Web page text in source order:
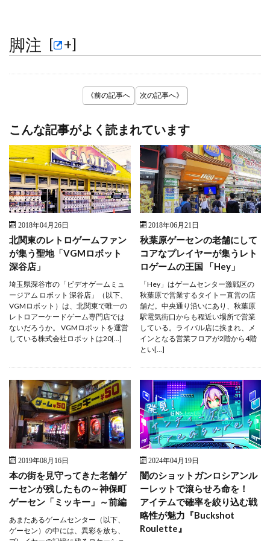
脚注 [ +]
《前の記事へ 次の記事へ》
こんな記事がよく読まれています
2018年04月26日
北関東のレトロゲームファン
が集う聖地「VGMロボット
深谷店」
埼玉県深谷市の「ビデオゲームミュ
ージアム ロボット 深谷店」（以下、
VGMロボット）は、北関東で唯一の
レトロアーケードゲーム専門店では
ないだろうか。 VGMロボットを運営
している株式会社ロボットは20[…]
2018年06月21日
秋葉原ゲーセンの老舗にして
コアなプレイヤーが集うレト
ロゲームの王国 「Hey」
「Hey」はゲームセンター激戦区の
秋葉原で営業するタイトー直営の店
舗だ。中央通り沿いにあり、秋葉原
駅電気街口からも程近い場所で営業
している。ライバル店に挟まれ、メ
インとなる営業フロアが2階から4階
とい[…]
2019年08月16日
本の街を見守ってきた老舗ゲ
ーセンが残したもの～神保町
ゲーセン「ミッキー」～前編
あまたあるゲームセンター（以下、
ゲーセン）の中には、異彩を放ち、
2024年04月19日
闇のショットガンロシアンル
ーレットで滾らせろ命を！
アイテムで確率を絞り込む戦
略性が魅力『Buckshot
Roulette』